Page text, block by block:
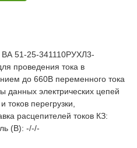
ВА 51-25-341110РУХЛ3-
проведения тока в
до 660В переменного тока
данных электрических цепей
токов перегрузки,
расцепителей токов КЗ:
(В): -/-/-